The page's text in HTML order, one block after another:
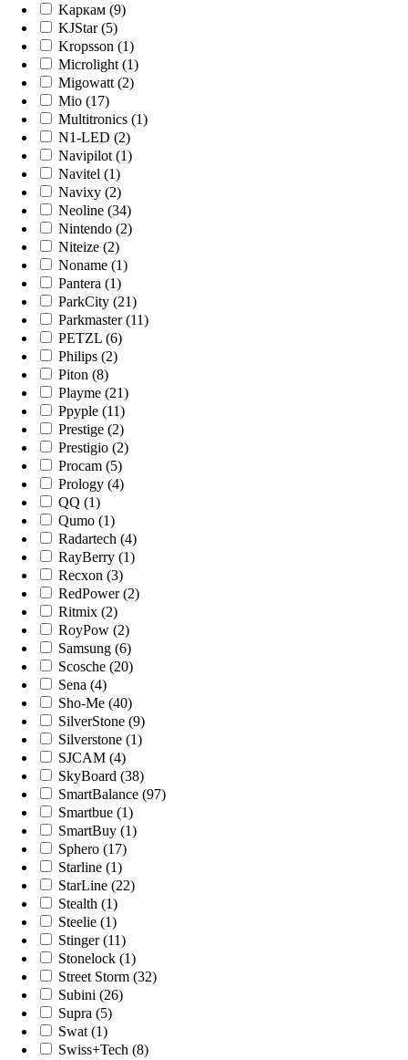
Kaркам (9)
KJStar (5)
Kropsson (1)
Microlight (1)
Migowatt (2)
Mio (17)
Multitronics (1)
N1-LED (2)
Navipilot (1)
Navitel (1)
Navixy (2)
Neoline (34)
Nintendo (2)
Niteize (2)
Noname (1)
Pantera (1)
ParkCity (21)
Parkmaster (11)
PETZL (6)
Philips (2)
Piton (8)
Playme (21)
Ppyple (11)
Prestige (2)
Prestigio (2)
Procam (5)
Prology (4)
QQ (1)
Qumo (1)
Radartech (4)
RayBerry (1)
Recxon (3)
RedPower (2)
Ritmix (2)
RoyPow (2)
Samsung (6)
Scosche (20)
Sena (4)
Sho-Me (40)
SilverStone (9)
Silverstone (1)
SJCAM (4)
SkyBoard (38)
SmartBalance (97)
Smartbue (1)
SmartBuy (1)
Sphero (17)
Starline (1)
StarLine (22)
Stealth (1)
Steelie (1)
Stinger (11)
Stonelock (1)
Street Storm (32)
Subini (26)
Supra (5)
Swat (1)
Swiss+Tech (8)